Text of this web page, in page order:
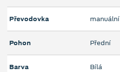
Převodovka manuální
Pohon Přední
Barva Bílá